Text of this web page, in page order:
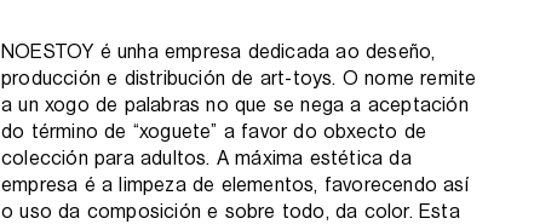
NOESTOY é unha empresa dedicada ao deseño,
producción e distribución de art-toys. O nome remite
a un xogo de palabras no que se nega a aceptación
do término de “xoguete” a favor do obxecto de
colección para adultos. A máxima estética da
empresa é a limpeza de elementos, favorecendo así
o uso da composición e sobre todo, da color. Esta